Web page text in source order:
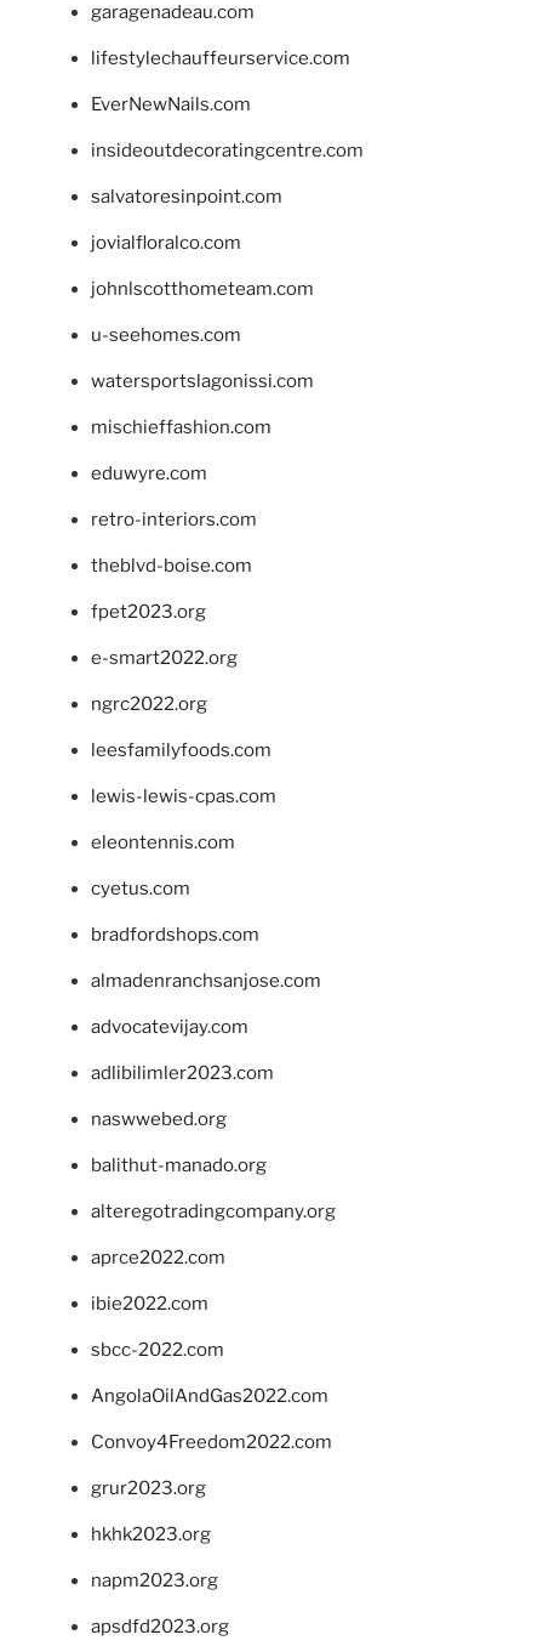
garagenadeau.com
lifestylechauffeurservice.com
EverNewNails.com
insideoutdecoratingcentre.com
salvatoresinpoint.com
jovialfloralco.com
johnlscotthometeam.com
u-seehomes.com
watersportslagonissi.com
mischieffashion.com
eduwyre.com
retro-interiors.com
theblvd-boise.com
fpet2023.org
e-smart2022.org
ngrc2022.org
leesfamilyfoods.com
lewis-lewis-cpas.com
eleontennis.com
cyetus.com
bradfordshops.com
almadenranchsanjose.com
advocatevijay.com
adlibilimler2023.com
naswwebed.org
balithut-manado.org
alteregotradingcompany.org
aprce2022.com
ibie2022.com
sbcc-2022.com
AngolaOilAndGas2022.com
Convoy4Freedom2022.com
grur2023.org
hkhk2023.org
napm2023.org
apsdfd2023.org